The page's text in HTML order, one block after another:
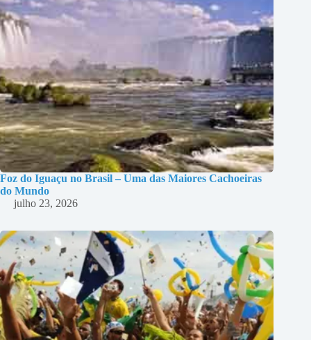
Foz do Iguaçu no Brasil – Uma das Maiores Cachoeiras
do Mundo
julho 23, 2026